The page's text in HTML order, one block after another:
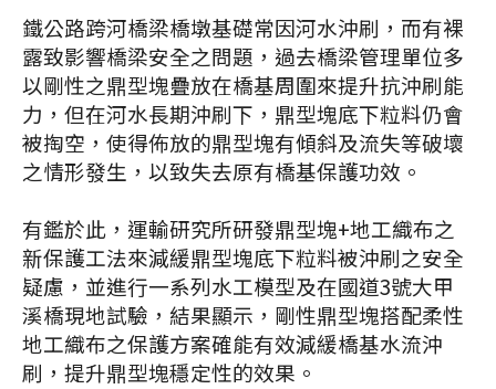
鐵公路跨河橋梁橋墩基礎常因河水沖刷，而有裸
露致影響橋梁安全之問題，過去橋梁管理單位多
以剛性之鼎型塊疊放在橋基周圍來提升抗沖刷能
力，但在河水長期沖刷下，鼎型塊底下粒料仍會
被掏空，使得佈放的鼎型塊有傾斜及流失等破壞
之情形發生，以致失去原有橋基保護功效。
有鑑於此，運輸研究所研發鼎型塊+地工織布之
新保護工法來減緩鼎型塊底下粒料被沖刷之安全
疑慮，並進行一系列水工模型及在國道3號大甲
溪橋現地試驗，結果顯示，剛性鼎型塊搭配柔性
地工織布之保護方案確能有效減緩橋基水流沖
刷，提升鼎型塊穩定性的效果。